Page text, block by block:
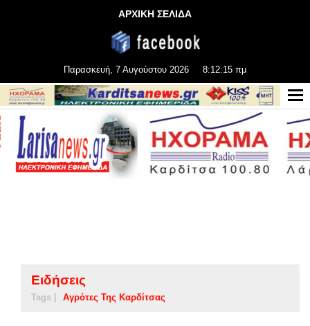
ΑΡΧΙΚΗ ΣΕΛΙΔΑ
Παρασκευή, 7 Αυγούστου 2026 8:12:16 πμ
Ειδήσεις
Tags | Αγρότες Της Καρδίτσας